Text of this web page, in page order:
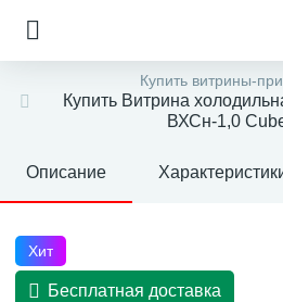
Купить витрины-
Купить Витрина
ВХСн-1,0
Описание
Хит
Бесплатная доставка